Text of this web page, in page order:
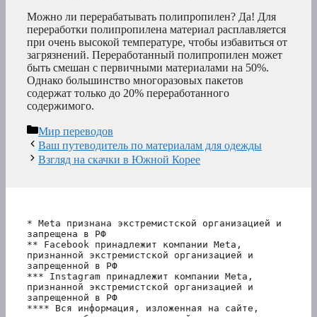
Можно ли перерабатывать полипропилен? Да! Для
переработки полипропилена материал расплавляется
при очень высокой температуре, чтобы избавиться от
загрязнений. Переработанный полипропилен может
быть смешан с первичными материалами на 50%.
Однако большинство многоразовых пакетов
содержат только до 20% переработанного
содержимого.
Рубрики
Мир переводов
Ваш путеводитель по материалам для одежды
Взгляд на скачки в Южной Корее
* Meta признана экстремистской организацией и
запрещена в РФ
** Facebook принадлежит компании Meta,
признанной экстремистской организацией и
запрещенной в РФ
*** Instagram принадлежит компании Meta,
признанной экстремистской организацией и
запрещенной в РФ
**** Вся информация, изложенная на сайте,